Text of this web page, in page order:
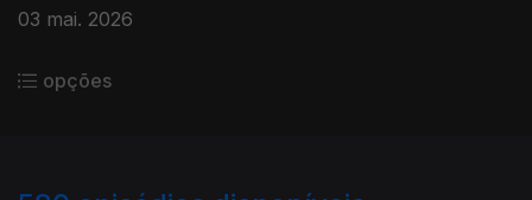
03 mai. 2026
opções